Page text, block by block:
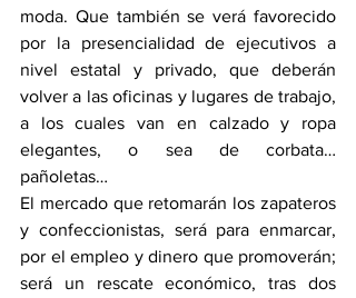
moda. Que también se verá favorecido
por la presencialidad de ejecutivos a
nivel estatal y privado, que deberán
volver a las oficinas y lugares de trabajo,
a los cuales van en calzado y ropa
elegantes, o sea de corbata…
pañoletas…
El mercado que retomarán los zapateros
y confeccionistas, será para enmarcar,
por el empleo y dinero que promoverán;
será un rescate económico, tras dos